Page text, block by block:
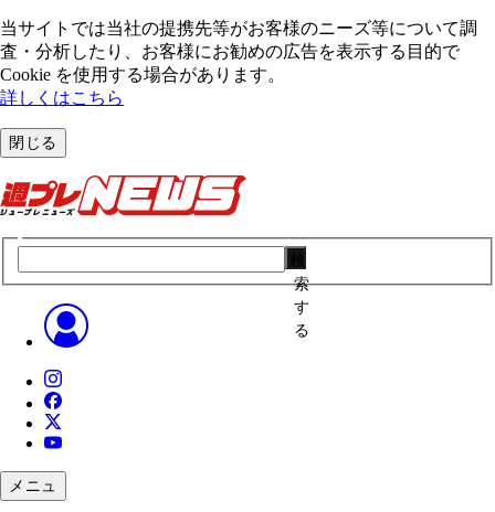
当サイトでは当社の提携先等がお客様のニーズ等について調
査・分析したり、お客様にお勧めの広告を表⽰する⽬的で
Cookie を使⽤する場合があります。
詳しくはこちら
閉じる
索
す
る
メニュ